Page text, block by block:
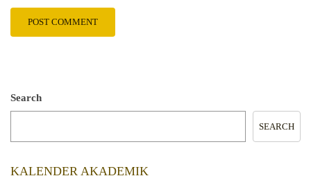
Search
SEARCH
KALENDER AKADEMIK